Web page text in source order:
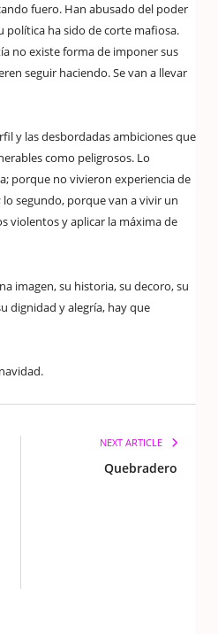
fuero. Han abusado del poder
política ha sido de corte mafiosa.
no existe forma de imponer sus
seguir haciendo. Se van a llevar
y las desbordadas ambiciones que
como peligrosos. Lo
porque no vivieron experiencia de
segundo, porque van a vivir un
violentos y aplicar la máxima de
imagen, su historia, su decoro, su
dignidad y alegría, hay que
NEXT ARTICLE
Quebradero